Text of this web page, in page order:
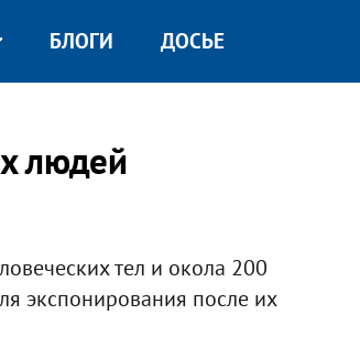
БЛОГИ ДОСЬЕ
людей
тел и окола 200
экспонирования после их